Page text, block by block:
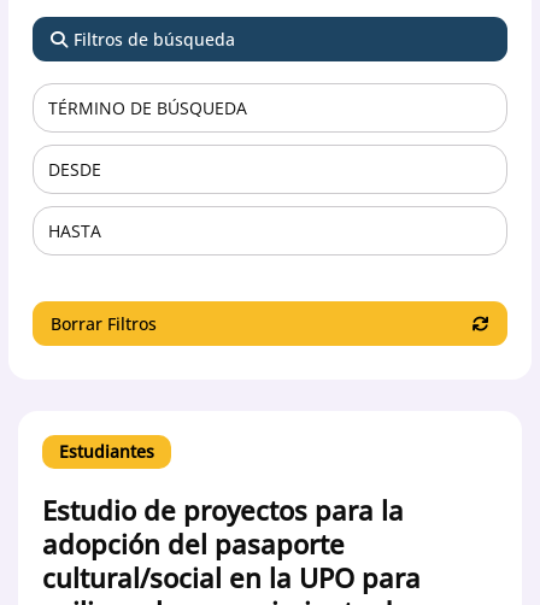
Filtros de búsqueda
Borrar Filtros
Estudiantes
Estudio de proyectos para la
adopción del pasaporte
cultural/social en la UPO para